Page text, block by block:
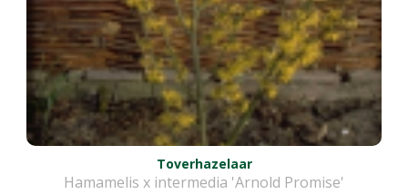
Toverhazelaar
Hamamelis x intermedia 'Arnold Promise'